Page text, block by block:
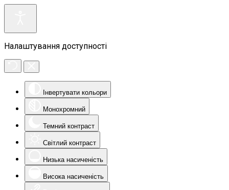
Налаштування доступності
Інвертувати кольори
Монохромний
Темний контраст
Світлий контраст
Низька насиченість
Висока насиченість